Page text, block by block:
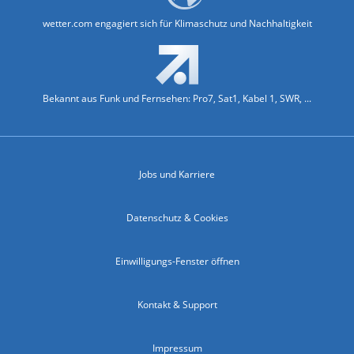
wetter.com engagiert sich für Klimaschutz und Nachhaltigkeit
Bekannt aus Funk und Fernsehen: Pro7, Sat1, Kabel 1, SWR, ...
Jobs und Karriere
Datenschutz & Cookies
Einwilligungs-Fenster öffnen
Kontakt & Support
Impressum